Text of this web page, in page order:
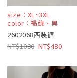
size：XL~3XL
color：褐綠、黑
2602068西裝褲
1080
480